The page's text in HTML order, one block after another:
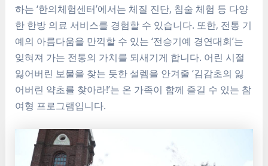
하는 ‘한의체험센터’에서는 체질 진단, 침술 체험 등 다양
한 한방 의료 서비스를 경험할 수 있습니다. 또한, 전통 기
예의 아름다움을 만끽할 수 있는 ‘전승기예 경연대회’는
잊혀져 가는 전통의 가치를 되새기게 합니다. 어린 시절
잃어버린 보물을 찾는 듯한 설렘을 안겨줄 ‘김감초의 잃
어버린 약초를 찾아라!’는 온 가족이 함께 즐길 수 있는 참
여형 프로그램입니다.